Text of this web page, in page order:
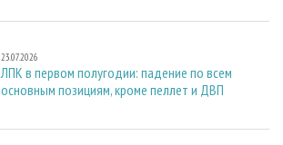
23.07.2026
ЛПК в первом полугодии: падение по всем
основным позициям, кроме пеллет и ДВП